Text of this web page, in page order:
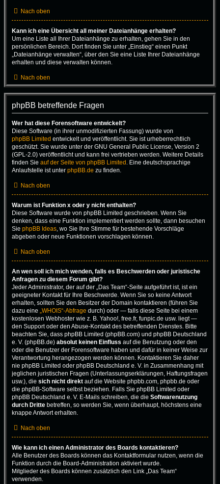
Nach oben
Kann ich eine Übersicht all meiner Dateianhänge erhalten?
Um eine Liste all Ihrer Dateianhänge zu erhalten, gehen Sie in den
persönlichen Bereich. Dort finden Sie unter „Einstieg“ einen Punkt
„Dateianhänge verwalten“, über den Sie eine Liste Ihrer Dateianhänge
erhalten und diese verwalten können.
Nach oben
phpBB betreffende Fragen
Wer hat diese Forensoftware entwickelt?
Diese Software (in ihrer unmodifizierten Fassung) wurde von
phpBB Limited entwickelt und veröffentlicht. Sie ist urheberrechtlich
geschützt. Sie wurde unter der GNU General Public License, Version 2
(GPL-2.0) veröffentlicht und kann frei vertrieben werden. Weitere Details
finden Sie auf der Seite von phpBB Limited . Eine deutschsprachige
Anlaufstelle ist unter phpBB.de zu finden.
Nach oben
Warum ist Funktion x oder y nicht enthalten?
Diese Software wurde von phpBB Limited geschrieben. Wenn Sie
denken, dass eine Funktion implementiert werden sollte, dann besuchen
Sie phpBB Ideas, wo Sie Ihre Stimme für bestehende Vorschläge
abgeben oder neue Funktionen vorschlagen können.
Nach oben
An wen soll ich mich wenden, falls es Beschwerden oder juristische
Anfragen zu diesem Forum gibt?
Jeder Administrator, der auf der „Das Team“-Seite aufgeführt ist, ist ein
geeigneter Kontakt für Ihre Beschwerde. Wenn Sie so keine Antwort
erhalten, sollten Sie den Besitzer der Domain kontaktieren (führen Sie
dazu eine „WHOIS“-Abfrage durch) oder — falls diese Seite bei einem
kostenlosen Webhoster wie z. B. Yahoo!, free.fr, funpic.de usw. liegt —
den Support oder den Abuse-Kontakt des betreffenden Dienstes. Bitte
beachten Sie, dass phpBB Limited (phpBB.com) und phpBB Deutschland
e. V. (phpBB.de) absolut keinen Einfluss auf die Benutzung oder den
oder die Benutzer der Forensoftware haben und dafür in keiner Weise zur
Verantwortung herangezogen werden können. Kontaktieren Sie daher
nie phpBB Limited oder phpBB Deutschland e. V. in Zusammenhang mit
jeglichen juristischen Fragen (Unterlassungserklärungen, Haftungsfragen
usw.), die sich nicht direkt auf die Website phpbb.com, phpbb.de oder
die phpBB-Software selbst beziehen. Falls Sie phpBB Limited oder
phpBB Deutschland e. V. E-Mails schreiben, die die Softwarenutzung
durch Dritte betreffen, so werden Sie, wenn überhaupt, höchstens eine
knappe Antwort erhalten.
Nach oben
Wie kann ich einen Administrator des Boards kontaktieren?
Alle Benutzer des Boards können das Kontaktformular nutzen, wenn die
Funktion durch die Board-Administration aktiviert wurde.
Mitglieder des Boards können zusätzlich den Link „Das Team“
verwenden.